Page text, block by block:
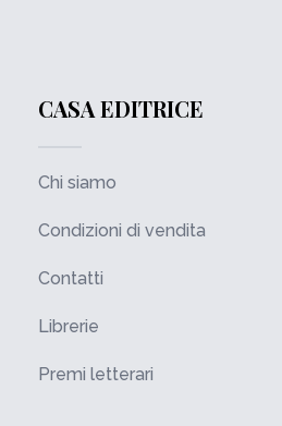
CASA EDITRICE
Chi siamo
Condizioni di vendita
Contatti
Librerie
Premi letterari